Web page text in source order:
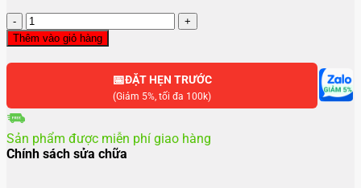
Thay
màn
hình
Tecno
Neo
lượng
Thêm vào giỏ hàng
📅ĐẶT HẸN TRƯỚC
(Giảm 5%, tối đa 100k)
Sản phẩm được miễn phí giao hàng
Chính sách sửa chữa